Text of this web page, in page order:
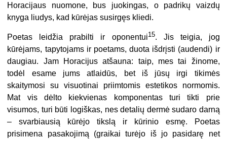
Horacijaus nuomone, bus juokingas, o padrikų vaizdų
knyga liudys, kad kūrėjas susirgęs kliedi.
Poetas leidžia prabilti ir oponentui15. Jis teigia, jog
kūrėjams, tapytojams ir poetams, duota išdrįsti (audendi) ir
daugiau. Jam Horacijus atšauna: taip, mes tai žinome,
todėl esame jums atlaidūs, bet iš jūsų irgi tikimės
skaitymosi su visuotinai priimtomis estetikos normomis.
Mat vis dėlto kiekvienas komponentas turi tikti prie
visumos, turi būti logiškas, nes detalių dermė sudaro darną
– svarbiausią kūrėjo tikslą ir kūrinio esmę. Poetas
prisimena pasakojimą (graikai turėjo iš jo pasidarę net